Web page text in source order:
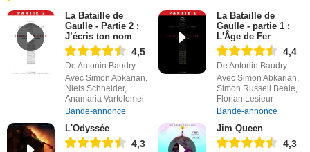
La Bataille de
Gaulle - Partie 2 :
J’écris ton nom
4,5
De Antonin Baudry
Avec Simon Abkarian,
Niels Schneider,
Anamaria Vartolomei
Bande-annonce
La Bataille de
Gaulle - partie 1 :
L'Âge de Fer
4,4
De Antonin Baudry
Avec Simon Abkarian,
Simon Russell Beale,
Florian Lesieur
Bande-annonce
L'Odyssée
4,3
Jim Queen
4,3